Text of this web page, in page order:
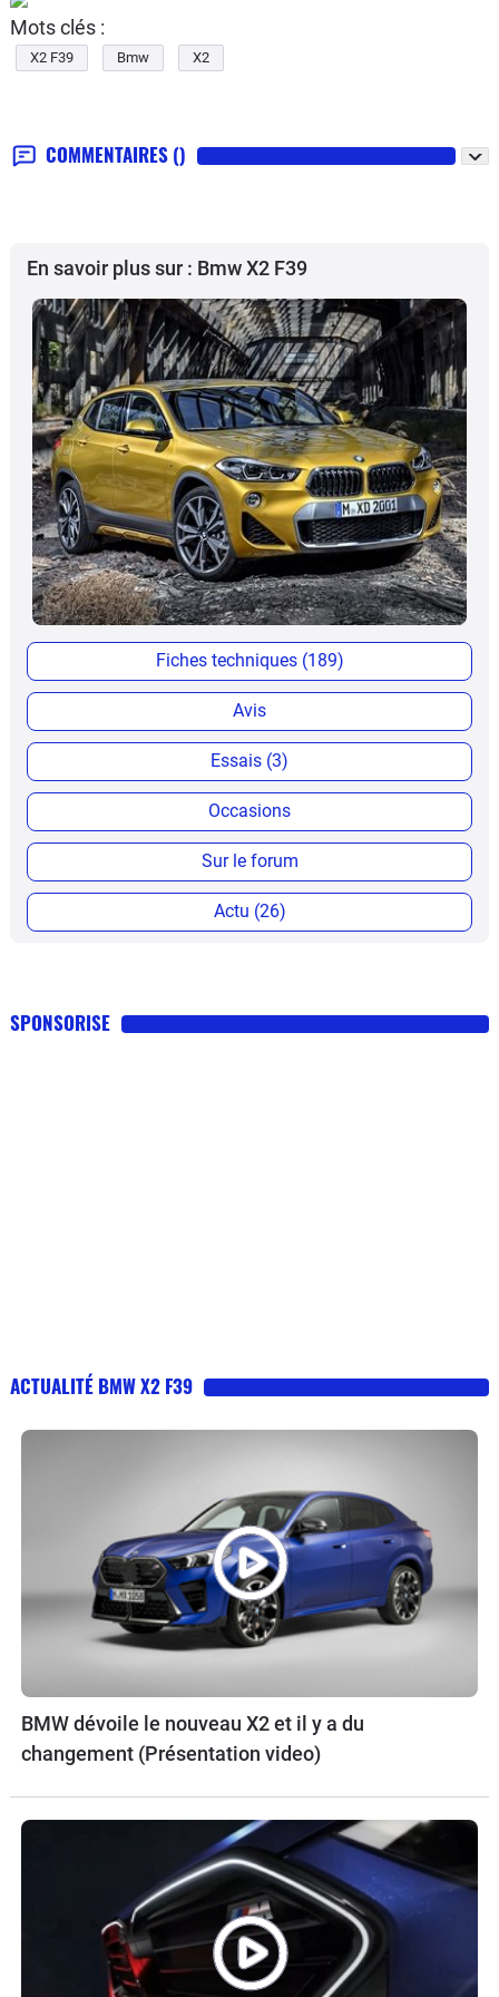
Mots clés :
X2 F39 Bmw X2
COMMENTAIRES ()
En savoir plus sur : Bmw X2 F39
Fiches techniques (189)
Avis
Essais (3)
Occasions
Sur le forum
Actu (26)
SPONSORISE
ACTUALITÉ BMW X2 F39
BMW dévoile le nouveau X2 et il y a du
changement (Présentation video)